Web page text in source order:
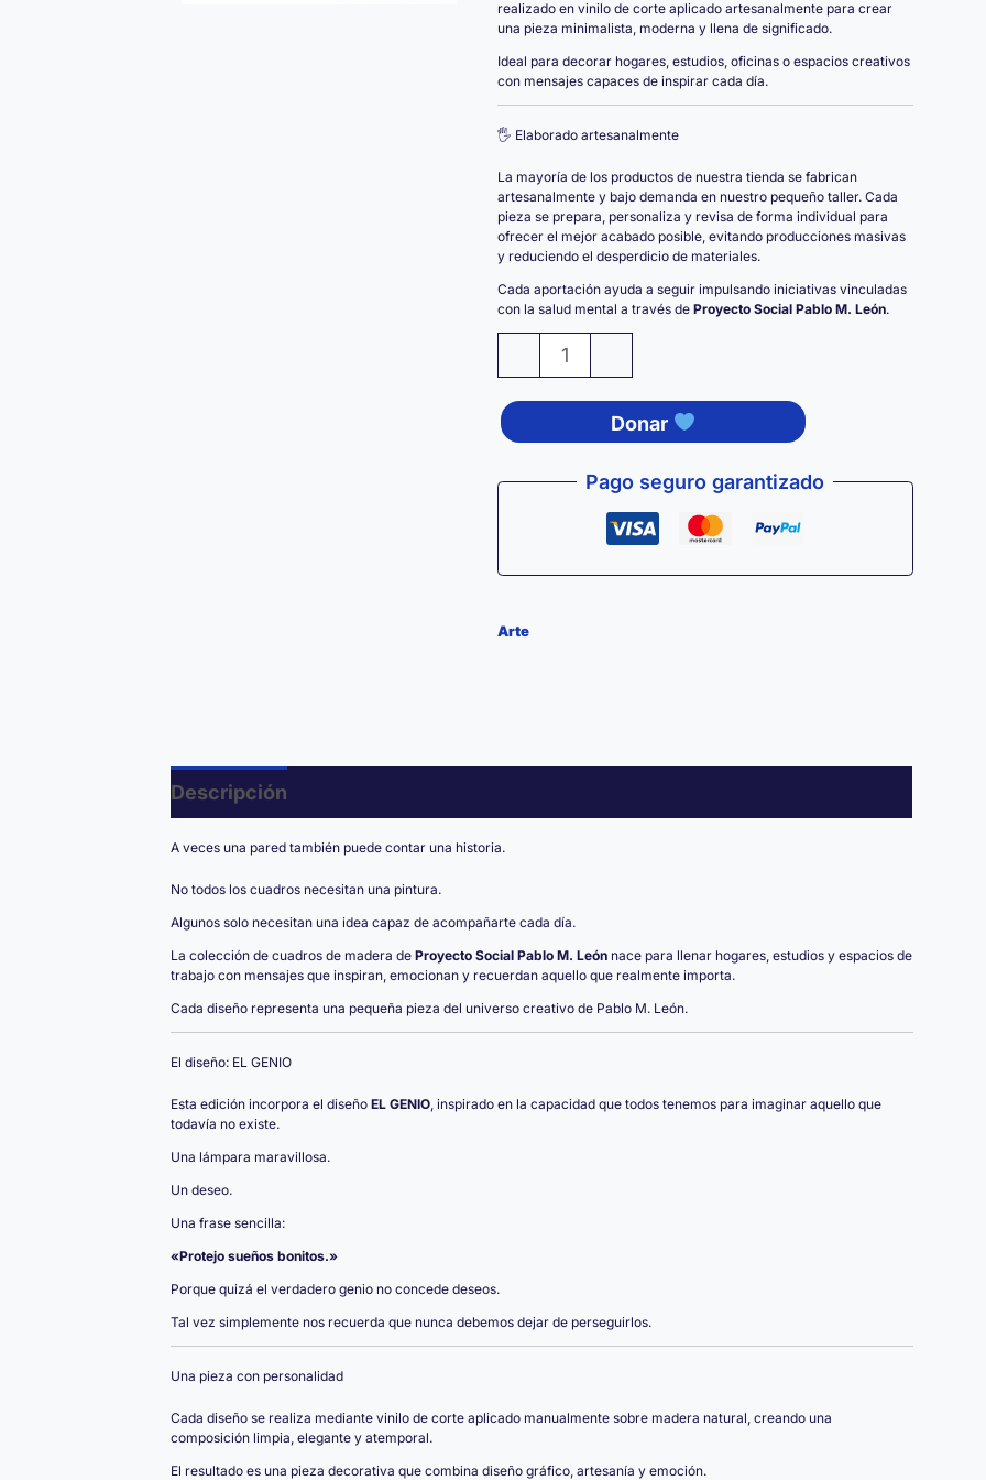
realizado en vinilo de corte aplicado artesanalmente para crear
una pieza minimalista, moderna y llena de significado.
Ideal para decorar hogares, estudios, oficinas o espacios creativos
con mensajes capaces de inspirar cada día.
🖐️ Elaborado artesanalmente
La mayoría de los productos de nuestra tienda se fabrican
artesanalmente y bajo demanda en nuestro pequeño taller. Cada
pieza se prepara, personaliza y revisa de forma individual para
ofrecer el mejor acabado posible, evitando producciones masivas
y reduciendo el desperdicio de materiales.
Cada aportación ayuda a seguir impulsando iniciativas vinculadas
con la salud mental a través de Proyecto Social Pablo M. León.
Cuadro
de
Madera
EL
Decorativa
×
Donar
Pago seguro garantizado
Arte
Descripción
A veces una pared también puede contar una historia.
No todos los cuadros necesitan una pintura.
Algunos solo necesitan una idea capaz de acompañarte cada día.
La colección de cuadros de madera de Proyecto Social Pablo M. Leónnace para llenar hogares, estudios y espacios de
trabajo con mensajes que inspiran, emocionan y recuerdan aquello que realmente importa.
Cada diseño representa una pequeña pieza del universo creativo de Pablo M. León.
El diseño: EL GENIO
Esta edición incorpora el diseño EL GENIO, inspirado en la capacidad que todos tenemos para imaginar aquello que
todavía no existe.
Una lámpara maravillosa.
Un deseo.
Una frase sencilla:
«Protejo sueños bonitos.»
Porque quizá el verdadero genio no concede deseos.
Tal vez simplemente nos recuerda que nunca debemos dejar de perseguirlos.
Una pieza con personalidad
Cada diseño se realiza mediante vinilo de corte aplicado manualmente sobre madera natural, creando una
composición limpia, elegante y atemporal.
El resultado es una pieza decorativa que combina diseño gráfico, artesanía y emoción.